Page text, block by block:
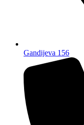
Gandijeva 156